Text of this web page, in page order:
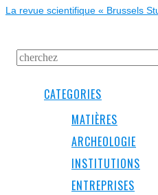
La revue scientifique « Brussels
CATEGORIES
MATIÈRES
ARCHEOLOGIE
INSTITUTIONS
ENTREPRISES